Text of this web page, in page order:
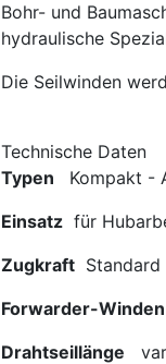
Bohr- und
hydraulische
Die Seilwinden
Technische Daten
Typen
Kompakt -
Einsatz für
Zugkraft
Forwarder-Winden
Drahtseillänge